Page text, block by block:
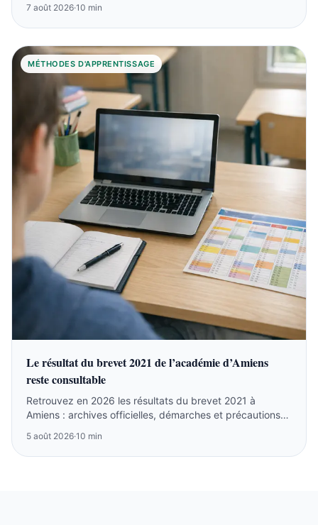
7 août 2026·10 min
MÉTHODES D'APPRENTISSAGE
Le résultat du brevet 2021 de l’académie d’Amiens
reste consultable
Retrouvez en 2026 les résultats du brevet 2021 à
Amiens : archives officielles, démarches et précautions
5 août 2026·10 min